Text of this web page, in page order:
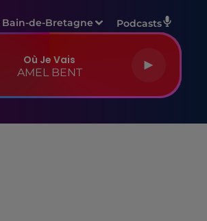
Bain-de-Bretagne Podcasts
Où Je Vais
AMEL BENT